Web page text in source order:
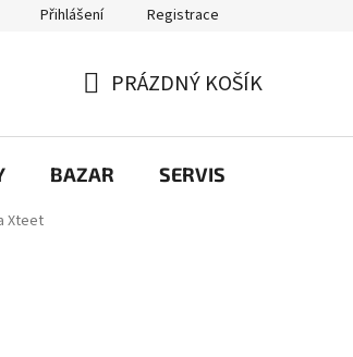
Přihlášení Registrace
KOŠÍK
PRÁZDNÝ KOŠÍK
BAZAR SERVIS
Xteet